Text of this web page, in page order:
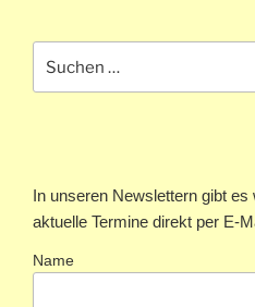
nach:
In unseren Newslettern gibt
aktuelle Termine direkt per E-
Name